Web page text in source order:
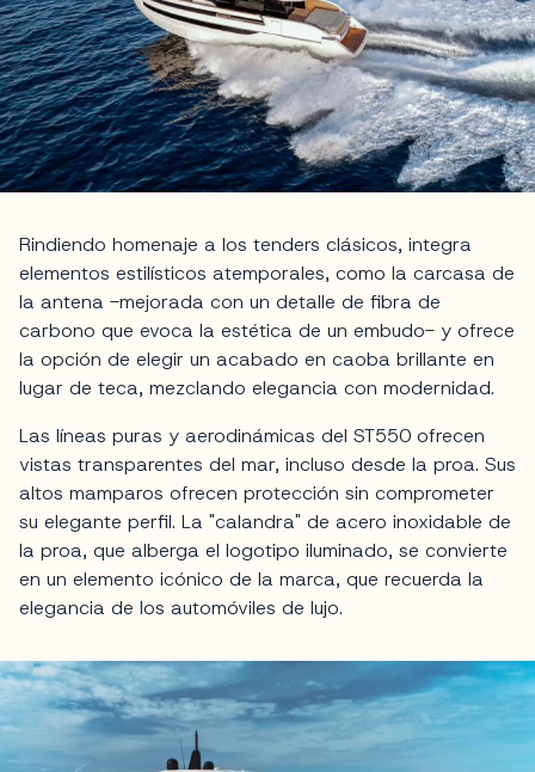
Rindiendo homenaje a los tenders clásicos, integra
elementos estilísticos atemporales, como la carcasa de
la antena -mejorada con un detalle de fibra de
carbono que evoca la estética de un embudo- y ofrece
la opción de elegir un acabado en caoba brillante en
lugar de teca, mezclando elegancia con modernidad.
Las líneas puras y aerodinámicas del ST550 ofrecen
vistas transparentes del mar, incluso desde la proa. Sus
altos mamparos ofrecen protección sin comprometer
su elegante perfil. La "calandra" de acero inoxidable de
la proa, que alberga el logotipo iluminado, se convierte
en un elemento icónico de la marca, que recuerda la
elegancia de los automóviles de lujo.